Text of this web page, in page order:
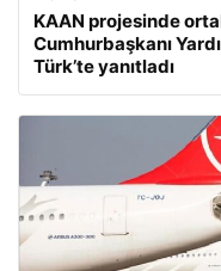
KAAN projesinde
Cumhurbaşkanı
Türk’te yanıtladı